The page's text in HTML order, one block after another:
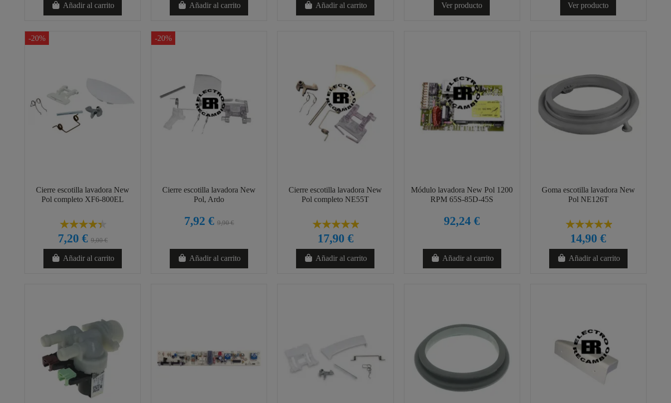
Añadir al carrito Añadir al carrito Añadir al carrito Ver producto Ver producto
-20%
Cierre escotilla lavadora New
Pol completo XF6-800EL
7,20 € 9,00 €
Añadir al carrito
-20%
Cierre escotilla lavadora New
Pol, Ardo
7,92 € 9,90 €
Añadir al carrito
Cierre escotilla lavadora New
Pol completo NE55T
17,90 €
Añadir al carrito
Módulo lavadora New Pol 1200
RPM 65S-85D-45S
92,24 €
Añadir al carrito
Goma escotilla lavadora New
Pol NE126T
14,90 €
Añadir al carrito